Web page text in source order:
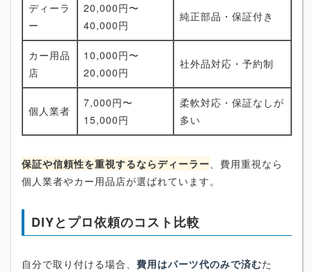
ディーラ
ー
20,000円〜
40,000円
純正部品・保証付き
カー用品
店
10,000円〜
20,000円
社外品対応・予約制
個人業者
7,000円〜
15,000円
柔軟対応・保証なしが
多い
保証や信頼性を重視するならディーラー、費用重視なら
個人業者やカー用品店が選ばれています。
DIYとプロ依頼のコスト比較
自分で取り付ける場合、 費用はパーツ代のみで済むた